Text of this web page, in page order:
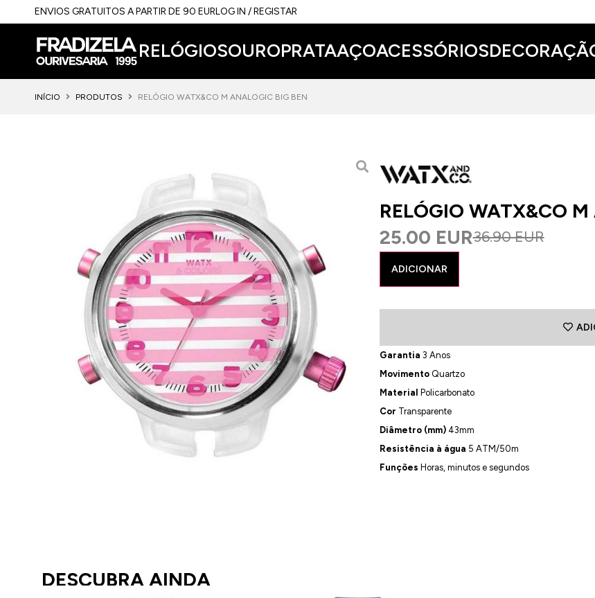
ENVIOS GRATUITOS A PARTIR DE 90 EURLOG IN / REGISTAR
RELÓGIOSOUROPRATAAÇOACESSÓRIOS
INÍCIO PRODUTOS RELÓGIO WATX&CO M ANALOGIC BIG BEN
RELÓGIO WATX&CO
25.00 EUR36.90 EUR
ADICIONAR
Garantia 3 Anos
MovimentoQuartzo
Material
Policarbonato
Cor Transparente
Diâmetro (mm)43mm
Resistência à água 5 ATM/50m
Funções Horas, minutos e segundos
DESCUBRA AINDA